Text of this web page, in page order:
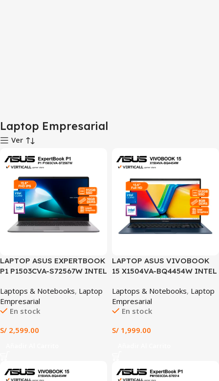
Laptop Empresarial
Ver
LAPTOP ASUS EXPERTBOOK
P1 P1503CVA-S72567W INTEL
512GB SSD INTEL GRAPHICS
15.6″ FHD WINDOWS 11
HOME (P1503CVA-S72567W)
Laptops & Notebooks, Laptop
Empresarial
En stock
S/ 2,599.00
LAPTOP ASUS VIVOBOOK
15 X1504VA-BQ4454W INTEL
SSD INTEL GRAPHICS 15.6″
FHD WINDOWS 11 HOME
(X1504VA-BQ4454W)
Laptops & Notebooks, Laptop
Empresarial
En stock
S/ 1,999.00